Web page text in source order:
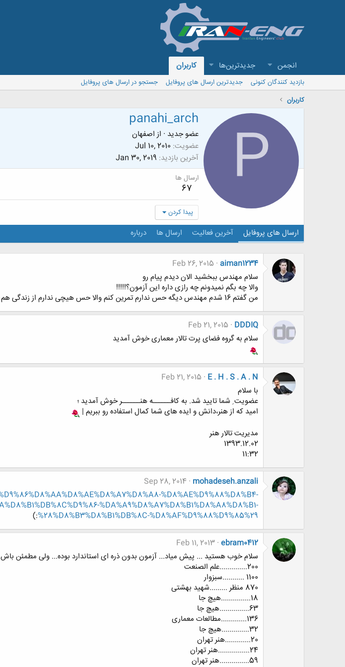
انجمن جدیدترین‌ها کاربران
بازدید کنندگان کنونی جدیدترین ارسال های پروفایل
جستجو در ارسال های پروفایل
کاربران
P
panahi_arch
عضو جدید · از اصفهان
عضویت Jul 10, 2010
آخرین بازدید Jan 30, 2019
ارسال ها
67
پیدا کردن
ارسال های پروفایل آخرین فعالیت ارسال ها درباره
aiman1234
Feb 26, 2015
سلام مهندس ببخشید الان دیدم پیام رو
والا چه بگم نمیدونم چه رازی داره این آزمون؟!!!!!
من گفتم 16 شدم مهندس دیگه حس ندارم تمرین کنم والا حس هیچی ندارم از زندگی هم بریده ام
DDDIQ
Feb 21, 2015
سلام به گروه فضای پرت تالار معماری خوش آمدید
E . H . S . A . N
Feb 21, 2015
با سلام
عضویت ِ شما تایید شد. به کافــــــه هنــــــر خوش آمدید ؛
امید که از هنر،دانش و ایده های شما کمال استفاده رو ببریم |
مدیریت تالار هنر
1393.12.02
11:32
mohadeseh.anzali
Sep 28, 2014
%D8%AE%D9%88%D8%B4-
%DA%A9%D8%A7%D8%B1%D8%A8%D8%B1-
%28%D8%B3%D8%B1%DB%8C-%D8%AF%D9%88%D9%85%29
:)
ebram0412
Feb 11, 2013
سلام خوب هستید ... پیش میاد... آزمون بدون ذره ای استاندارد بوده... ولی مطمئن
200..............علم الصنعت
1100 ...........سبزوار
870 منظر .........شهید بهشتی
18...............هیچ جا
63...............هیچ جا
136.............مطالعات معماری
32..............هیچ جا
20.............هنر تهران
24................هنر تهران
59...............هنر تهران